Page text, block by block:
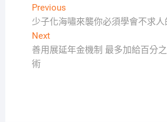
文
章
導
覽
PreviousPrevious
post:
少子化海嘯來襲你必須學會不求人
NextNext
post:
善用展延年金機制 最多加給百分
術